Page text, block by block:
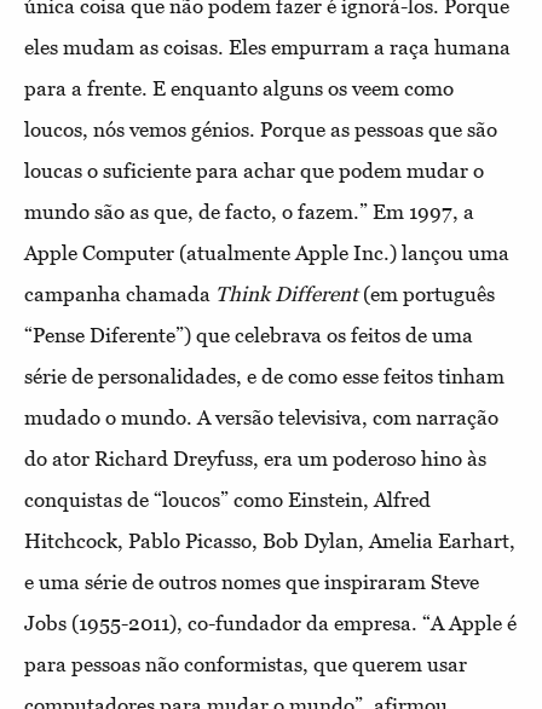
única coisa que não podem fazer é ignorá-los. Porque
eles mudam as coisas. Eles empurram a raça humana
para a frente. E enquanto alguns os veem como
loucos, nós vemos génios. Porque as pessoas que são
loucas o suficiente para achar que podem mudar o
mundo são as que, de facto, o fazem.” Em 1997, a
Apple Computer (atualmente Apple Inc.) lançou uma
campanha chamada Think Different (em português
“Pense Diferente”) que celebrava os feitos de uma
série de personalidades, e de como esse feitos tinham
mudado o mundo. A versão televisiva, com narração
do ator Richard Dreyfuss, era um poderoso hino às
conquistas de “loucos” como Einstein, Alfred
Hitchcock, Pablo Picasso, Bob Dylan, Amelia Earhart,
e uma série de outros nomes que inspiraram Steve
Jobs (1955-2011), co-fundador da empresa. “A Apple é
para pessoas não conformistas, que querem usar